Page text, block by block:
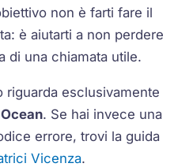
non è farti fare il
è aiutarti a non perdere
di una chiamata utile.
riguarda esclusivamente
Ocean. Se hai invece una
errore, trovi la guida
Vicenza.